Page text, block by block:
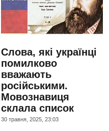
Слова, які українці
помилково
вважають
російськими.
Мовознавиця
склала список
30 травня, 2025, 23:03